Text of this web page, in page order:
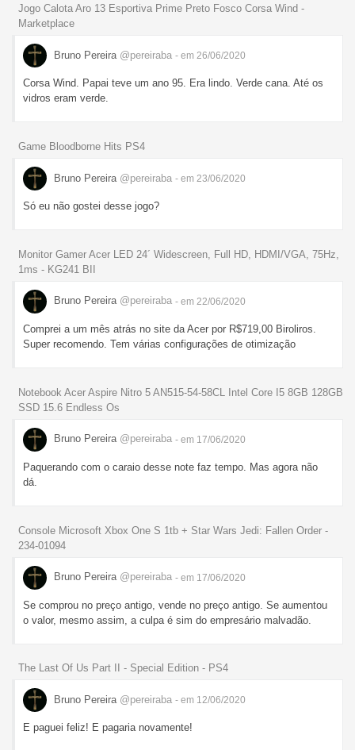
Jogo Calota Aro 13 Esportiva Prime Preto Fosco Corsa Wind -
Marketplace
Bruno Pereira @pereiraba - em 26/06/2020
Corsa Wind. Papai teve um ano 95. Era lindo. Verde cana. Até os
vidros eram verde.
Game Bloodborne Hits PS4
Bruno Pereira @pereiraba - em 23/06/2020
Só eu não gostei desse jogo?
Monitor Gamer Acer LED 24´ Widescreen, Full HD, HDMI/VGA, 75Hz,
1ms - KG241 BII
Bruno Pereira @pereiraba - em 22/06/2020
Comprei a um mês atrás no site da Acer por R$719,00 Biroliros.
Super recomendo. Tem várias configurações de otimização
Notebook Acer Aspire Nitro 5 AN515-54-58CL Intel Core I5 8GB 128GB
SSD 15.6 Endless Os
Bruno Pereira @pereiraba - em 17/06/2020
Paquerando com o caraio desse note faz tempo. Mas agora não
dá.
Console Microsoft Xbox One S 1tb + Star Wars Jedi: Fallen Order -
234-01094
Bruno Pereira @pereiraba - em 17/06/2020
Se comprou no preço antigo, vende no preço antigo. Se aumentou
o valor, mesmo assim, a culpa é sim do empresário malvadão.
The Last Of Us Part II - Special Edition - PS4
Bruno Pereira @pereiraba - em 12/06/2020
E paguei feliz! E pagaria novamente!